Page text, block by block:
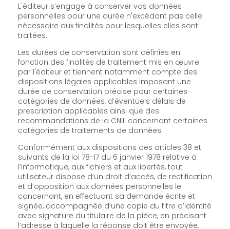
L'éditeur s’engage à conserver vos données
personnelles pour une durée n'excédant pas celle
nécessaire aux finalités pour lesquelles elles sont
traitées.
Les durées de conservation sont définies en
fonction des finalités de traitement mis en œuvre
par l'éditeur et tiennent notamment compte des
dispositions légales applicables imposant une
durée de conservation précise pour certaines
catégories de données, d’éventuels délais de
prescription applicables ainsi que des
recommandations de la CNIL concernant certaines
catégories de traitements de données.
Conformément aux dispositions des articles 38 et
suivants de la loi 78-17 du 6 janvier 1978 relative à
l’informatique, aux fichiers et aux libertés, tout
utilisateur dispose d’un droit d’accès, de rectification
et d’opposition aux données personnelles le
concernant, en effectuant sa demande écrite et
signée, accompagnée d’une copie du titre d’identité
avec signature du titulaire de la pièce, en précisant
l’adresse à laquelle la réponse doit être envoyée.